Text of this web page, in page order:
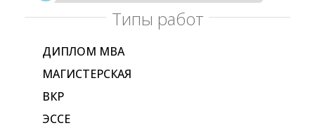
Типы работ
ДИПЛОМ МВА
МАГИСТЕРСКАЯ
ВКР
ЭССЕ